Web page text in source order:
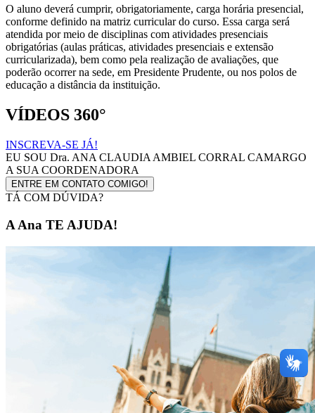
O aluno deverá cumprir, obrigatoriamente, carga horária presencial,
conforme definido na matriz curricular do curso. Essa carga será
atendida por meio de disciplinas com atividades presenciais
obrigatórias (aulas práticas, atividades presenciais e extensão
curricularizada), bem como pela realização de avaliações, que
poderão ocorrer na sede, em Presidente Prudente, ou nos polos de
educação a distância da instituição.
VÍDEOS 360°
INSCREVA-SE JÁ!
EU SOU Dra. ANA CLAUDIA AMBIEL CORRAL CAMARGO
A SUA COORDENADORA
ENTRE EM CONTATO COMIGO!
TÁ COM DÚVIDA?
A Ana TE AJUDA!